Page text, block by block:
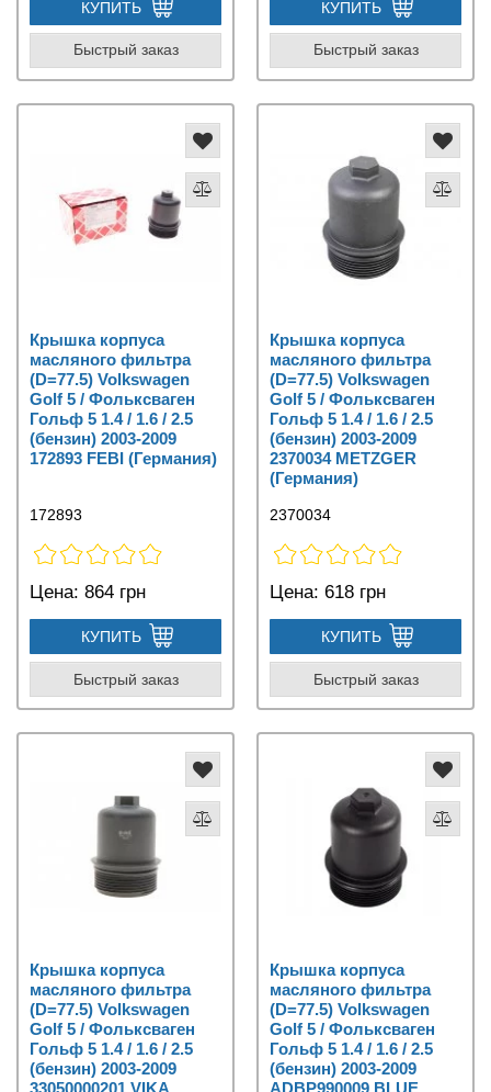
КУПИТЬ
Быстрый заказ
КУПИТЬ
Быстрый заказ
Крышка корпуса
масляного фильтра
(D=77.5) Volkswagen
Golf 5 / Фольксваген
Гольф 5 1.4 / 1.6 / 2.5
(бензин) 2003-2009
172893 FEBI (Германия)
172893
Цена: 864 грн
КУПИТЬ
Быстрый заказ
Крышка корпуса
масляного фильтра
(D=77.5) Volkswagen
Golf 5 / Фольксваген
Гольф 5 1.4 / 1.6 / 2.5
(бензин) 2003-2009
2370034 METZGER
(Германия)
2370034
Цена: 618 грн
КУПИТЬ
Быстрый заказ
Крышка корпуса
масляного фильтра
(D=77.5) Volkswagen
Golf 5 / Фольксваген
Гольф 5 1.4 / 1.6 / 2.5
(бензин) 2003-2009
33050000201 VIKA
Крышка корпуса
масляного фильтра
(D=77.5) Volkswagen
Golf 5 / Фольксваген
Гольф 5 1.4 / 1.6 / 2.5
(бензин) 2003-2009
ADBP990009 BLUE